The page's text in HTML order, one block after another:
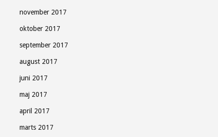
november 2017
oktober 2017
september 2017
august 2017
juni 2017
maj 2017
april 2017
marts 2017